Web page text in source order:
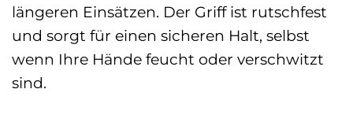
längeren Einsätzen. Der Griff ist rutschfest
und sorgt für einen sicheren Halt, selbst
wenn Ihre Hände feucht oder verschwitzt
sind.